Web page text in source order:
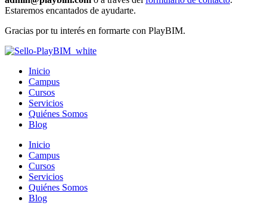
Estaremos encantados de ayudarte.
Gracias por tu interés en formarte con PlayBIM.
Inicio
Campus
Cursos
Servicios
Quiénes Somos
Blog
Inicio
Campus
Cursos
Servicios
Quiénes Somos
Blog